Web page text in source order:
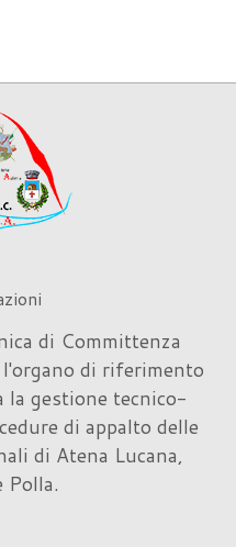
di Committenza
di riferimento
gestione tecnico-
di appalto delle
di Atena Lucana,
Polla.